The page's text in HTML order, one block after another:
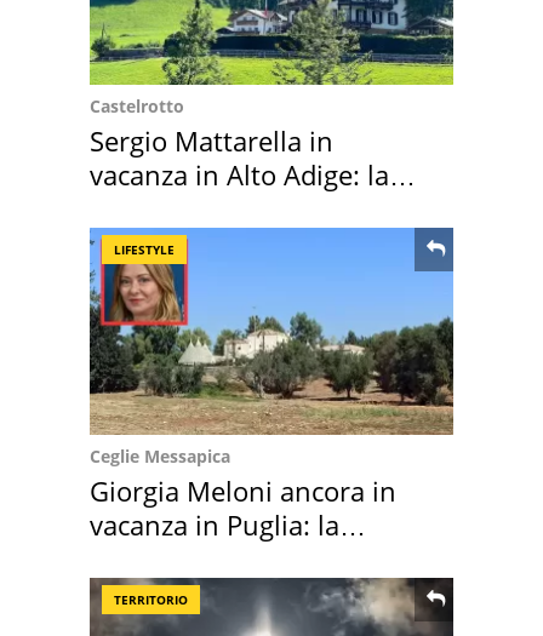
Castelrotto
Sergio Mattarella in
vacanza in Alto Adige: la
LIFESTYLE
Ceglie Messapica
Giorgia Meloni ancora in
vacanza in Puglia: la
TERRITORIO